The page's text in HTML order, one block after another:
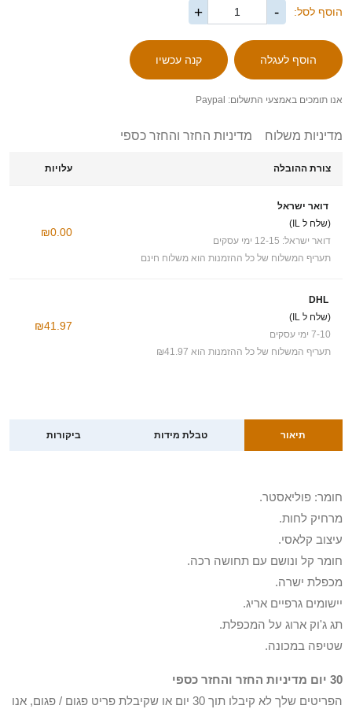
הוסף לסל: -
+
אנו תומכים באמצעי התשלום: Paypal
מדיניות משלוח מדיניות החזר והחזר כספי
צורת ההובלה עלויות
דואר ישראל
(שלח ל IL)
דואר ישראל: 12-15 ימי עסקים
תעריף המשלוח של כל ההזמנות הוא משלוח חינם
₪0.00
DHL
(שלח ל IL)
7-10 ימי עסקים
תעריף המשלוח של כל ההזמנות הוא ₪41.97
₪41.97
תיאור טבלת מידות ביקורות
חומר: פוליאסטר.
מרחיק לחות.
עיצוב קלאסי.
חומר קל ונושם עם תחושה רכה.
מכפלת ישרה.
יישומים גרפיים אריג.
תג ג'וק ארוג על המכפלת.
שטיפה במכונה.
30 יום מדיניות החזר והחזר כספי
הפריטים שלך לא קיבלו תוך 30 יום או שקיבלת פריט פגום / פגום, אנו